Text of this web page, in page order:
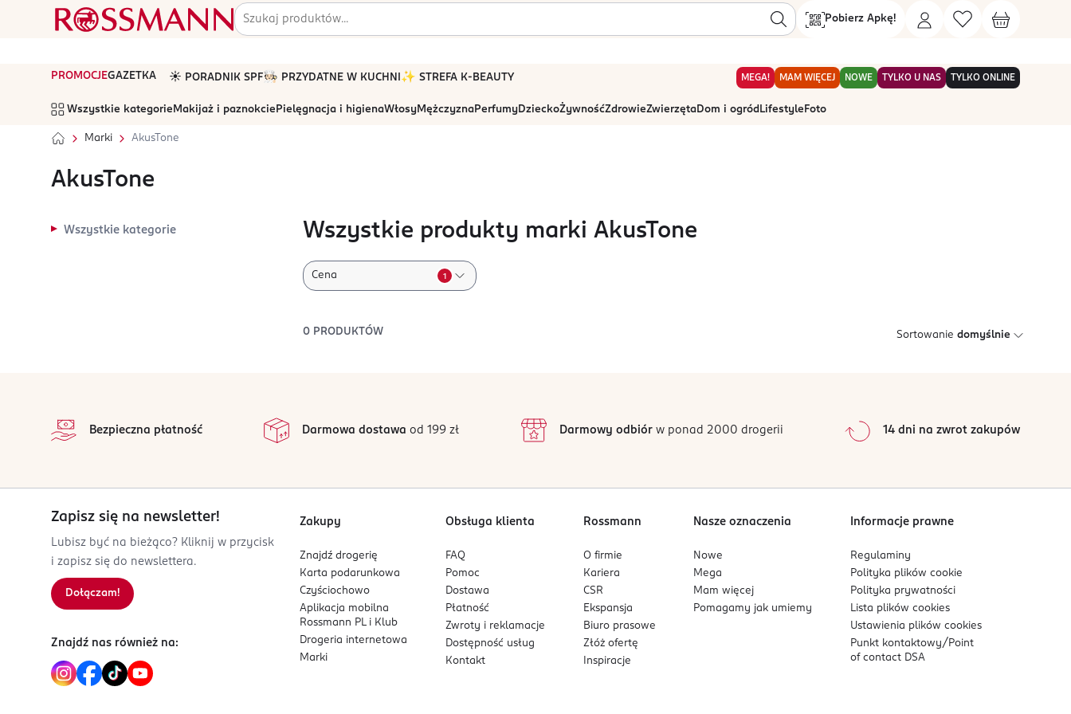
Pobierz Apkę!
PROMOCJEGAZETKA ☀️ PORADNIK SPF🧑🏻‍🍳 PRZYDATNE W KUCHNI ✨ STREFA K-BEAUTY MEGA! MAM WIĘCEJ NOWE TYLKO U NAS TYLKO ONLINE
Wszystkie kategorie Makijaż i paznokcie Pielęgnacja i higienaWłosyMężczyznaPerfumyDzieckoŻywnośćZdrowieZwierzętaDom i ogród Lifestyle Foto
Marki AkusTone
AkusTone
Wszystkie kategorie Wszystkie produkty marki AkusTone
Cena 1
0 PRODUKTÓW Sortowanie domyślnie
Bezpieczna płatność Darmowa dostawa od 199 zł Darmowy odbiórw ponad 2000 drogerii 14 dni na zwrot zakupów
Zapisz się na newsletter!
Lubisz być na bieżąco? Kliknij w przycisk
i zapisz się do newslettera.
Dołączam!
Znajdź nas również na:
Zakupy
Znajdź drogerię
Karta podarunkowa
Czyściochowo
Aplikacja mobilna
Rossmann PL i Klub
Drogeria internetowa
Marki
Obsługa klienta
FAQ
Pomoc
Dostawa
Płatność
Zwroty i reklamacje
Dostępność usług
Kontakt
Rossmann
O firmie
Kariera
CSR
Ekspansja
Biuro prasowe
Złóż ofertę
Inspiracje
Nasze oznaczenia
Nowe
Mega
Mam więcej
Pomagamy jak umiemy
Informacje prawne
Regulaminy
Polityka plikówcookie
Polityka prywatności
Lista plikówcookies
Ustawienia plikówcookies
Punkt kontaktowy/ Point
of contact DSA